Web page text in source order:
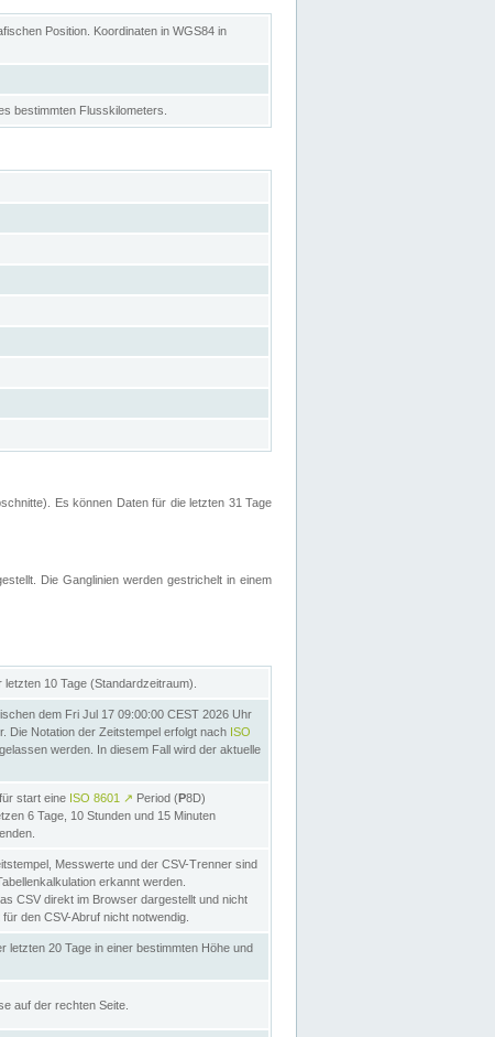
Position. Koordinaten in WGS84 in
bestimmten Flusskilometers.
Es können Daten für die letzten 31 Tage
Die Ganglinien werden gestrichelt in einem
10 Tage (Standardzeitraum).
dem Fri Jul 17 09:00:00 CEST 2026 Uhr
Die Notation der Zeitstempel erfolgt nach ISO
werden. In diesem Fall wird der aktuelle
start eine ISO 8601 ↗ Period (P8D)
6 Tage, 10 Stunden und 15 Minuten
Messwerte und der CSV-Trenner sind
erkannt werden.
CSV direkt im Browser dargestellt und nicht
den CSV-Abruf nicht notwendig.
letzten 20 Tage in einer bestimmten Höhe und
auf der rechten Seite.